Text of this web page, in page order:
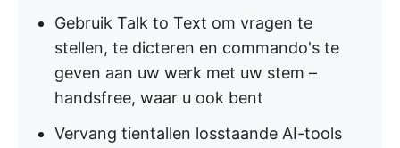
Gebruik Talk to Text om vragen te
stellen, te dicteren en commando's te
geven aan uw werk met uw stem –
handsfree, waar u ook bent
Vervang tientallen losstaande AI-tools